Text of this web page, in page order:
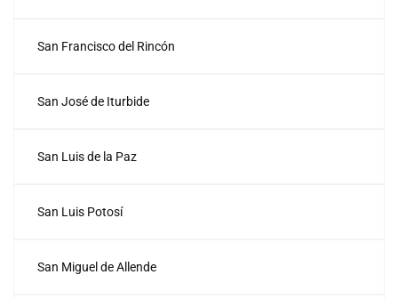
San Francisco del Rincón
San José de Iturbide
San Luis de la Paz
San Luis Potosí
San Miguel de Allende